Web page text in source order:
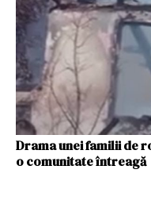
Drama unei familii de
o comunitate întreagă